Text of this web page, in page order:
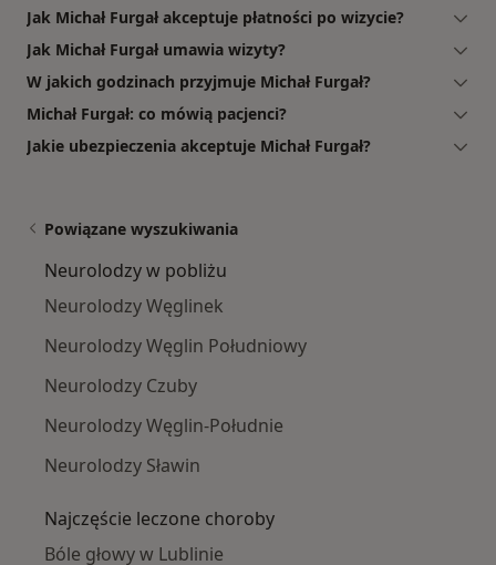
Jak Michał Furgał akceptuje płatności po wizycie?
Jak Michał Furgał umawia wizyty?
W jakich godzinach przyjmuje Michał Furgał?
Michał Furgał: co mówią pacjenci?
Jakie ubezpieczenia akceptuje Michał Furgał?
Powiązane wyszukiwania
Neurolodzy w pobliżu
Neurolodzy Węglinek
Neurolodzy Węglin Południowy
Neurolodzy Czuby
Neurolodzy Węglin-Południe
Neurolodzy Sławin
Najczęście leczone choroby
Bóle głowy w Lublinie